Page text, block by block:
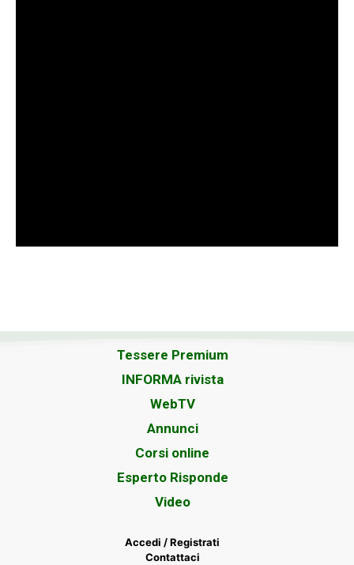
Tessere Premium
INFORMA rivista
WebTV
Annunci
Corsi online
Esperto Risponde
Video
Accedi / Registrati
Contattaci